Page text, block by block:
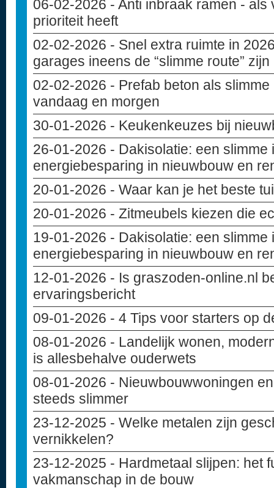
06-02-2026 - Anti inbraak ramen -
prioriteit heeft
02-02-2026 - Snel extra ruimte in
garages ineens de “slimme route” zijn
02-02-2026 - Prefab beton als
vandaag en morgen
30-01-2026 - Keukenkeuzes bij
26-01-2026 - Dakisolatie: een
energiebesparing in nieuwbouw en
20-01-2026 - Waar kan je het beste
20-01-2026 - Zitmeubels kiezen die
19-01-2026 - Dakisolatie: een
energiebesparing in nieuwbouw en
12-01-2026 - Is graszoden-online.nl
ervaringsbericht
09-01-2026 - 4 Tips voor starters op
08-01-2026 - Landelijk wonen,
is allesbehalve ouderwets
08-01-2026 - Nieuwbouwwoningen
steeds slimmer
23-12-2025 - Welke metalen zijn
vernikkelen?
23-12-2025 - Hardmetaal slijpen: het
vakmanschap in de bouw